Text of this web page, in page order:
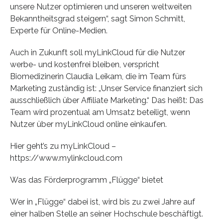
unsere Nutzer optimieren und unseren weltweiten
Bekanntheitsgrad steigern“, sagt Simon Schmitt,
Experte für Online-Medien.
Auch in Zukunft soll myLinkCloud für die Nutzer
werbe- und kostenfrei bleiben, verspricht
Biomedizinerin Claudia Leikam, die im Team fürs
Marketing zuständig ist: „Unser Service finanziert sich
ausschließlich über Affiliate Marketing.“ Das heißt: Das
Team wird prozentual am Umsatz beteiligt, wenn
Nutzer über myLinkCloud online einkaufen.
Hier geht’s zu myLinkCloud –
https://www.mylinkcloud.com
Was das Förderprogramm „Flügge“ bietet
Wer in „Flügge“ dabei ist, wird bis zu zwei Jahre auf
einer halben Stelle an seiner Hochschule beschäftigt.